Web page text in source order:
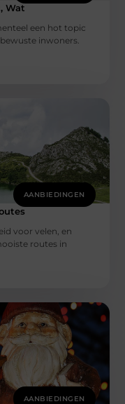
Wat
een hot topic
inwoners.
AANBIEDINGEN
voor velen, en
routes in
AANBIEDINGEN